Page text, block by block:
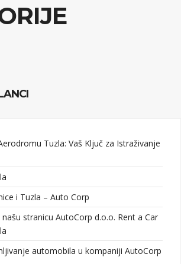
Tuzla: Vaš Ključ za Istraživanje
i Tuzla – Auto Corp
stranicu AutoCorp d.o.o. Rent a Car
automobila u kompaniji AutoCorp